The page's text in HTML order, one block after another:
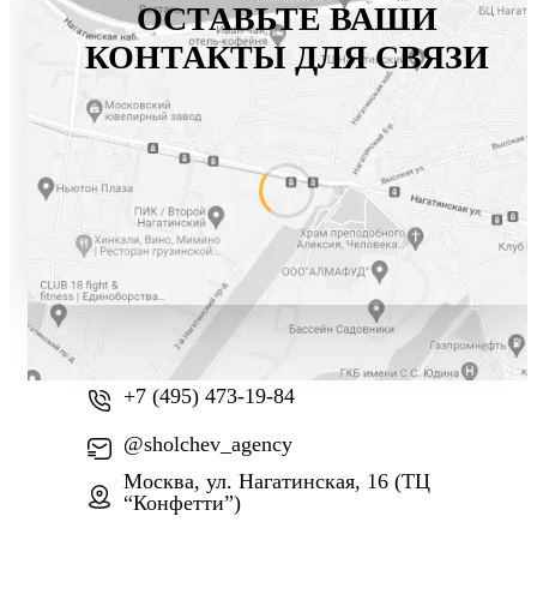
ОСТАВЬТЕ ВАШИ
КОНТАКТЫ ДЛЯ СВЯЗИ
+7 (800) 777-61-74
+7 (495) 473-19-84
@sholchev_agency
Москва, ул. Нагатинская, 16 (ТЦ
“Конфетти”)